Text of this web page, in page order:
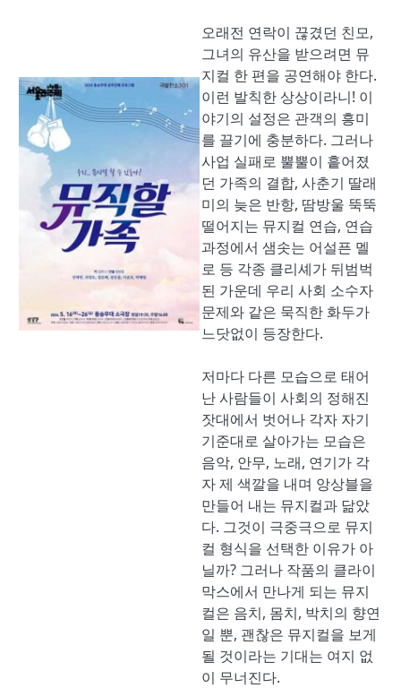
오래전 연락이 끊겼던 친모,
그녀의 유산을 받으려면 뮤
지컬 한 편을 공연해야 한다.
이런 발칙한 상상이라니! 이
야기의 설정은 관객의 흥미
를 끌기에 충분하다. 그러나
사업 실패로 뿔뿔이 흩어졌
던 가족의 결합, 사춘기 딸래
미의 늦은 반항, 땀방울 뚝뚝
떨어지는 뮤지컬 연습, 연습
과정에서 샘솟는 어설픈 멜
로 등 각종 클리셰가 뒤범벅
된 가운데 우리 사회 소수자
문제와 같은 묵직한 화두가
느닷없이 등장한다.
저마다 다른 모습으로 태어
난 사람들이 사회의 정해진
잣대에서 벗어나 각자 자기
기준대로 살아가는 모습은
음악, 안무, 노래, 연기가 각
자 제 색깔을 내며 앙상블을
만들어 내는 뮤지컬과 닮았
다. 그것이 극중극으로 뮤지
컬 형식을 선택한 이유가 아
닐까? 그러나 작품의 클라이
막스에서 만나게 되는 뮤지
컬은 음치, 몸치, 박치의 향연
일 뿐, 괜찮은 뮤지컬을 보게
될 것이라는 기대는 여지 없
이 무너진다.